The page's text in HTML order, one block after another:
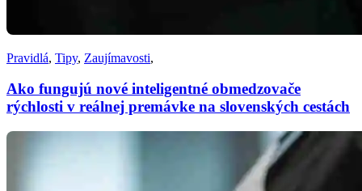
Pravidlá, Tipy, Zaujímavosti,
Ako fungujú nové inteligentné obmedzovače
rýchlosti v reálnej premávke na slovenských cestách